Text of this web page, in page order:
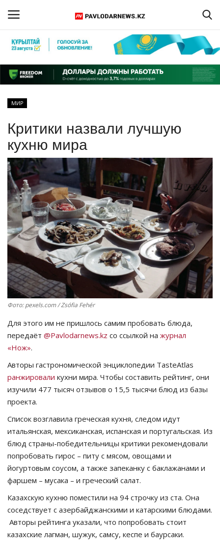
Регистрация
Главная
ПАВЛОДАРСКАЯ ОБЛАСТЬ
КАЗАХСТАН
МИР
СПЕЦПРОЕКТЫ
СПОРТ
Чек-лист
РАЗВЛЕЧЕНИЯ
Курултай
Язык
Қазақша Русский
МИР
Критики назвали лучшую
кухню мира
Фото: pexels.com / Zsófia Fehér
Для этого им не пришлось самим пробовать блюда,
передаёт @Pavlodarnews.kz со ссылкой на журнал
«Нож».
Авторы гастрономической энциклопедии TasteAtlas
ранжировали кухни мира. Чтобы составить рейтинг, они
изучили 477 тысяч отзывов о 15,5 тысячи блюд из базы
проекта.
Список возглавила греческая кухня, следом идут
итальянская, мексиканская, испанская и португальская. Из
блюд страны-победительницы критики рекомендовали
попробовать гирос – питу с мясом, овощами и
йогуртовым соусом, а также запеканку с баклажанами и
фаршем – мусака – и греческий салат.
Казахскую кухню поместили на 94 строчку из ста. Она
соседствует с азербайджанскими и катарскими блюдами.
Авторы рейтинга указали, что попробовать стоит
казахские лагман, шужук, самсу, кеспе и баурсаки.